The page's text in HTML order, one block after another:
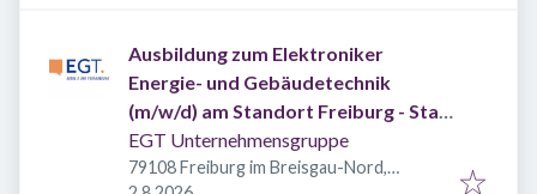
Ausbildung zum Elektroniker
Energie- und Gebäudetechnik
(m/w/d) am Standort Freiburg - Start
09/2027
EGT Unternehmensgruppe
79108 Freiburg im Breisgau-Nord,